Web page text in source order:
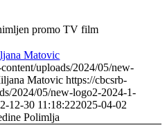
promo TV film
Matovic
uploads/2024/05/new-
Matovic https://cbcsrb-
2024/05/new-logo2-2024-1-
12-30 11:18:222025-04-02
Polimlja